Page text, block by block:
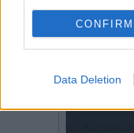
CONFIRM
Data Deletion